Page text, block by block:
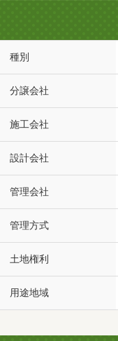
種別
分譲会社
施工会社
設計会社
管理会社
管理方式
土地権利
用途地域